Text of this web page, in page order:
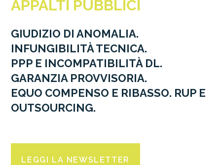
APPALTI PUBBLICI
GIUDIZIO DI ANOMALIA.
INFUNGIBILITÀ TECNICA.
PPP E INCOMPATIBILITÀ DL.
GARANZIA PROVVISORIA.
EQUO COMPENSO E RIBASSO. RUP E
OUTSOURCING.
LEGGI LA NEWSLETTER